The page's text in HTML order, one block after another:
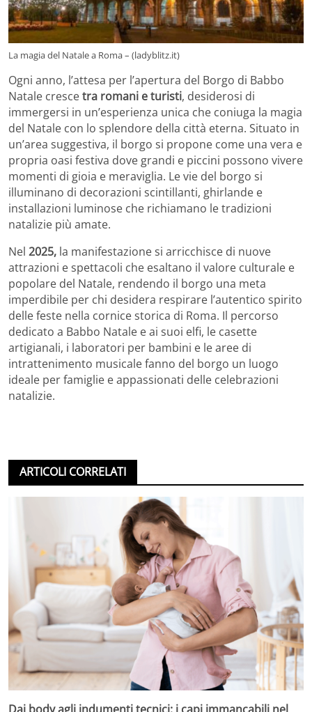
La magia del Natale a Roma – (ladyblitz.it)
Ogni anno, l’attesa per l’apertura del Borgo di Babbo
Natale crescetra romani e turisti, desiderosi di
immergersi in un’esperienza unica che coniuga la magia
del Natale con lo splendore della città eterna. Situato in
un’area suggestiva, il borgo si propone come una vera e
propria oasi festiva dove grandi e piccini possono vivere
momenti di gioia e meraviglia. Le vie del borgo si
illuminano di decorazioni scintillanti, ghirlande e
installazioni luminose che richiamano le tradizioni
natalizie più amate.
Nel 2025, la manifestazione si arricchisce di nuove
attrazioni e spettacoli che esaltano il valore culturale e
popolare del Natale, rendendo il borgo una meta
imperdibile per chi desidera respirare l’autentico spirito
delle feste nella cornice storica di Roma. Il percorso
dedicato a Babbo Natale e ai suoi elfi, le casette
artigianali, i laboratori per bambini e le aree di
intrattenimento musicale fanno del borgo un luogo
ideale per famiglie e appassionati delle celebrazioni
natalizie.
ARTICOLI CORRELATI
Dai body agli indumenti tecnici: i capi immancabili nel